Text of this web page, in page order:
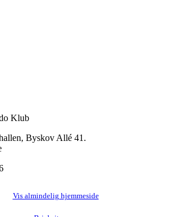
Klub
Byskov Allé 41.
Vis almindelig hjemmeside